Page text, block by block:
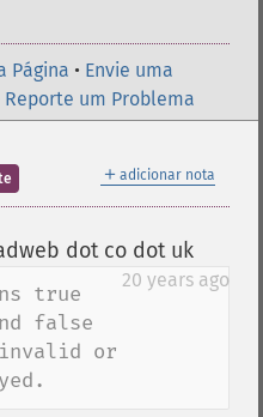
Página • Envie uma
Reporte um Problema
＋ adicionar nota
dot co dot uk¶
20 years ago
true
false
or